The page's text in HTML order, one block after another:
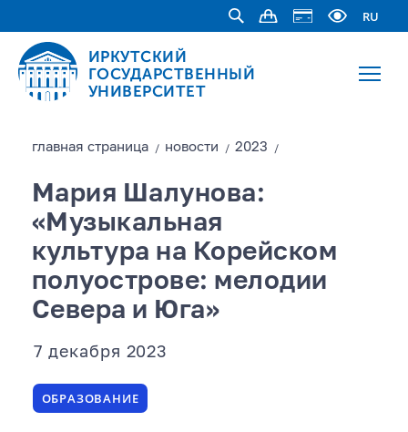
RU
ИРКУТСКИЙ
ГОСУДАРСТВЕННЫЙ
УНИВЕРСИТЕТ
главная страницa / новости / 2023 /
Мария Шалунова:
«Музыкальная
культура на Корейском
полуострове: мелодии
Севера и Юга»
7 декабря 2023
ОБРАЗОВАНИЕ